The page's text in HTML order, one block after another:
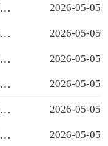
2026-05-05
2026-05-05
2026-05-05
2026-05-05
2026-05-05
2026-05-05